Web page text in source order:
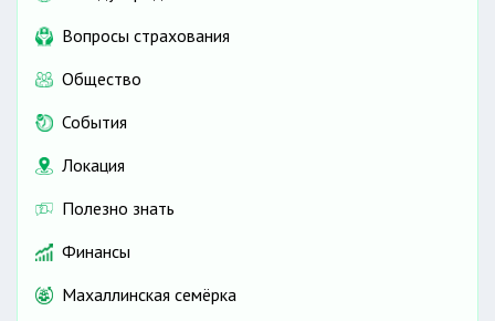
Вопросы страхования
Общество
События
Локация
Полезно знать
Финансы
Махаллинская семёрка